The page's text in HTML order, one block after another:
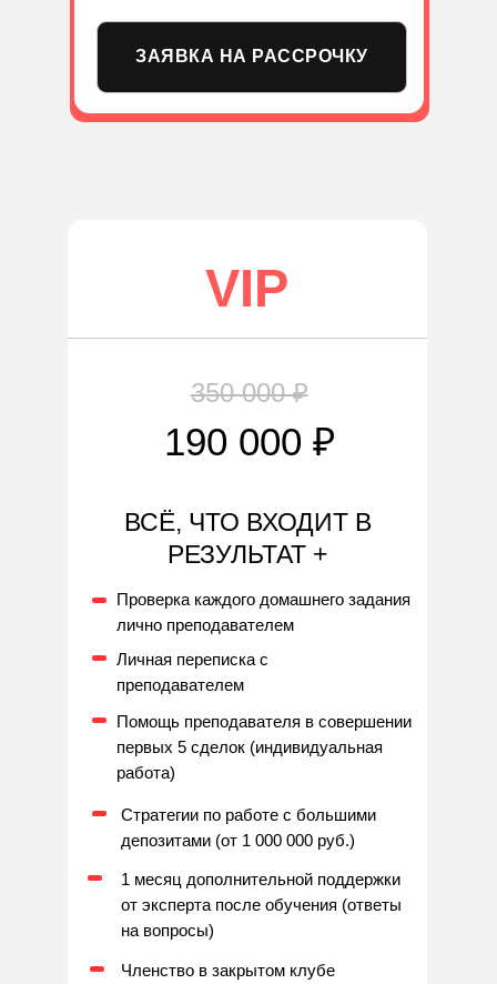
VIP
ВСЁ, ЧТО ВХОДИТ В
РЕЗУЛЬТАТ +
Проверка каждого домашнего задания
лично преподавателем
Личная переписка с
преподавателем
Помощь преподавателя в совершении
первых 5 сделок (индивидуальная
работа)
Стратегии по работе с большими
депозитами (от 1 000 000 руб.)
1 месяц дополнительной поддержки
от эксперта после обучения (ответы
на вопросы)
Членство в закрытом клубе
ЗАЯВКА НА РАССРОЧКУ
190 000 ₽
350 000 ₽